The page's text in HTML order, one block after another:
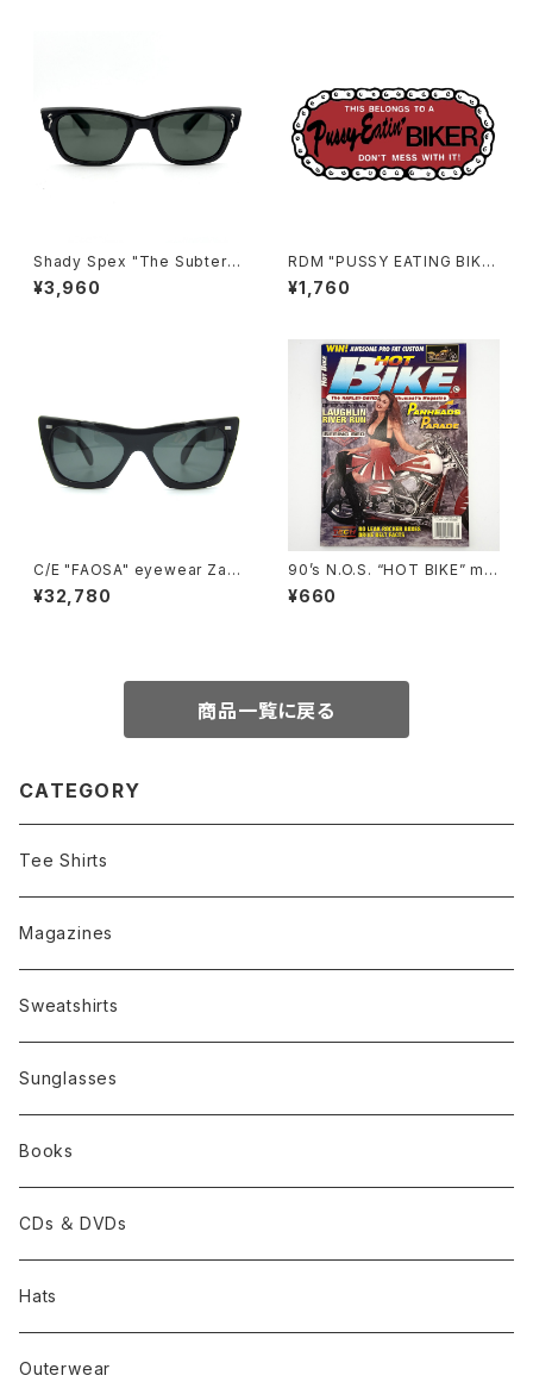
Shady Spex "The Subterra
nean Homesick" sunglass
es, Shiny Black w/Polarize
¥3,960
RDM "PUSSY EATING BIKE
R" Reflective Sticker
¥1,760
C/E "FAOSA" eyewear Zafir
o sunglasses, Black
¥32,780
90’s N.O.S. “HOT BIKE” ma
gazine #27-08(Aug.’95 iss
ue)
¥660
商品一覧に戻る
CATEGORY
Tee Shirts
Magazines
Sweatshirts
Sunglasses
Books
CDs ＆ DVDs
Hats
Outerwear